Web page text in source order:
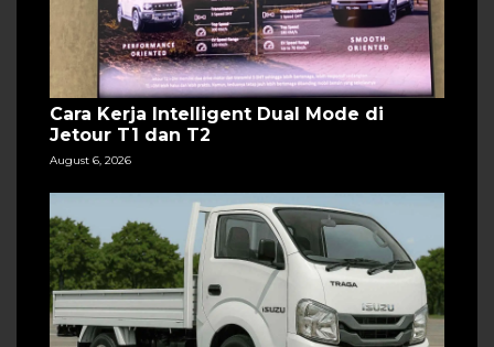
Cara Kerja Intelligent Dual Mode di
Jetour T1 dan T2
August 6, 2026